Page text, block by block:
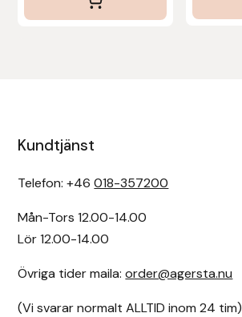
Kundtjänst
Telefon: +46018-357200
Mån-Tors 12.00-14.00
Lör 12.00-14.00
Övriga tider maila:order@agersta.nu
(Vi svarar normalt ALLTID inom 24 tim)